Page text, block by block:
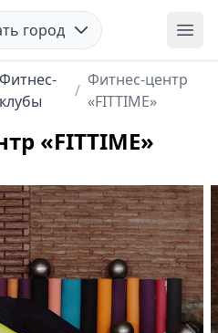
город
Фитнес-
клубы
/
Фитнес-центр
«FITTIME»
«FITTIME»